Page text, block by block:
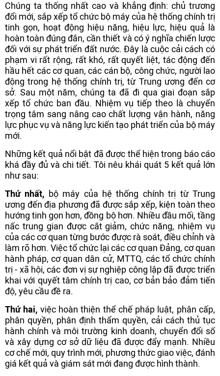
Chúng ta thống nhất cao và khẳng định: chủ trương
đổi mới, sắp xếp tổ chức bộ máy của hệ thống chính trị
tinh gọn, hoạt động hiệu năng, hiệu lực, hiệu quả là
hoàn toàn đúng đắn, cần thiết và có ý nghĩa chiến lược
đối với sự phát triển đất nước. Đây là cuộc cải cách có
phạm vi rất rộng, rất khó, rất quyết liệt, tác động đến
hầu hết các cơ quan, các cán bộ, công chức, người lao
động trong hệ thống chính trị, từ Trung ương đến cơ
sở. Sau một năm, chúng ta đã đi qua giai đoạn sắp
xếp tổ chức ban đầu. Nhiệm vụ tiếp theo là chuyển
trọng tâm sang nâng cao chất lượng vận hành, năng
lực phục vụ và năng lực kiến tạo phát triển của bộ máy
mới.
Những kết quả nổi bật đã được thể hiện trong báo cáo
khá đầy đủ và chi tiết. Tôi nêu khái quát 5 kết quả lớn
như sau:
Thứ nhất, bộ máy của hệ thống chính trị từ Trung
ương đến địa phương đã được sắp xếp, kiện toàn theo
hướng tinh gọn hơn, đồng bộ hơn. Nhiều đầu mối, tầng
nấc trung gian được cắt giảm, chức năng, nhiệm vụ
của các cơ quan từng bước được rà soát, điều chỉnh và
làm rõ hơn. Việc tổ chức lại các cơ quan Đảng, cơ quan
hành pháp, cơ quan dân cử, MTTQ, các tổ chức chính
trị - xã hội, các đơn vị sự nghiệp công lập đã được triển
khai với quyết tâm chính trị cao, cơ bản bảo đảm tiến
độ, yêu cầu đề ra.
Thứ hai, việc hoàn thiện thể chế pháp luật, phân cấp,
phân quyền, phân định thẩm quyền, cải cách thủ tục
hành chính và môi trường kinh doanh, chuyển đổi số
và xây dựng cơ sở dữ liệu đã được đẩy mạnh. Nhiều
cơ chế mới, quy trình mới, phương thức giao việc, đánh
giá kết quả và giám sát mới đang được hình thành.